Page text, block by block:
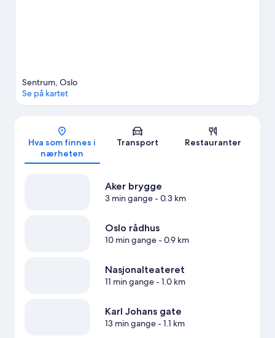
Kart
Sentrum, Oslo
Se på kartet
Hva som finnes i
nærheten
Transport Restauranter
Aker brygge
3 min gange- 0.3 km
Oslo rådhus
10 min gange- 0.9 km
Nasjonalteateret
11 min gange- 1.0 km
Karl Johans gate
13 min gange- 1.1 km